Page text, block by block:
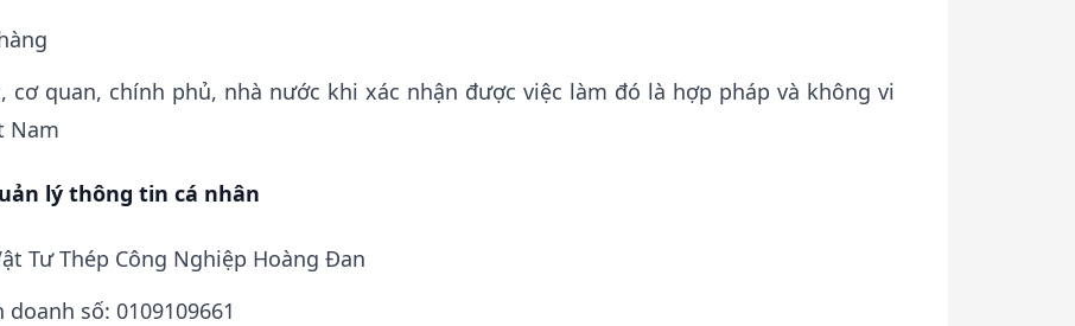
cơ quan, chính phủ, nhà nước khi xác nhận được việc làm đó là hợp pháp và không vi
Nam
lý thông tin cá nhân
Tư Thép Công Nghiệp Hoàng Đan
số: 0109109661